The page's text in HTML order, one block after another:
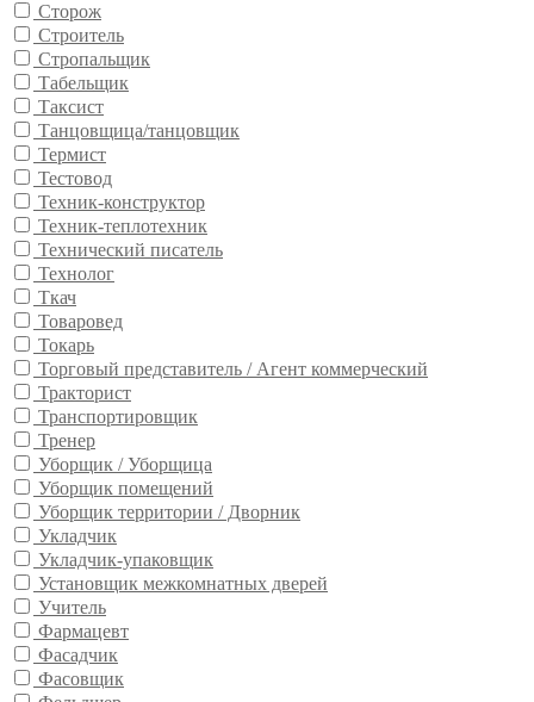
Сторож
Строитель
Стропальщик
Табельщик
Таксист
Танцовщица/танцовщик
Термист
Тестовод
Техник-конструктор
Техник-теплотехник
Технический писатель
Технолог
Ткач
Товаровед
Токарь
Торговый представитель / Агент коммерческий
Тракторист
Транспортировщик
Тренер
Уборщик / Уборщица
Уборщик помещений
Уборщик территории / Дворник
Укладчик
Укладчик-упаковщик
Установщик межкомнатных дверей
Учитель
Фармацевт
Фасадчик
Фасовщик